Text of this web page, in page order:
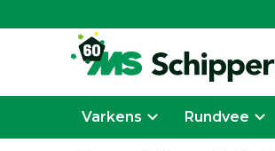
Varkens Rundvee